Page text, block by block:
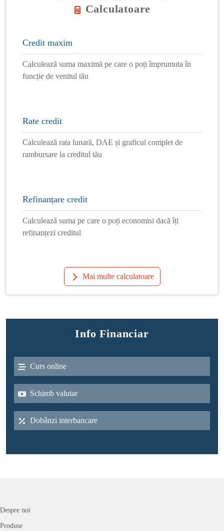
Calculatoare
Credit maxim
Calculează suma maximă pe care o poți împrumuta în
funcție de venitul tău
Rate credit
Calculează rata lunară, DAE și graficul complet de
rambursare la creditul tău
Refinanțare credit
Calculează suma pe care o poți economisi dacă îți
refinanțezi creditul
Mai multe calculatoare
Info Financiar
Curs online
Schimb valutar
Dobânzi interbancare
Despre noi
Produse